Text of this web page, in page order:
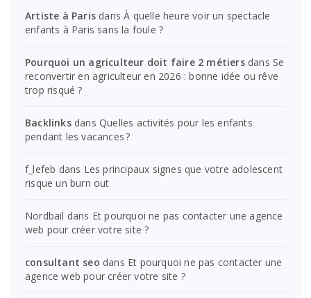
Artiste à Paris dansÀ quelle heure voir un spectacle
enfants à Paris sans la foule ?
Pourquoi un agriculteur doit faire 2 métiersdans Se
reconvertir en agriculteur en 2026 : bonne idée ou rêve
trop risqué ?
BacklinksdansQuelles activités pour les enfants
pendant les vacances ?
f_lefeb dans Les principaux signes que votre adolescent
risque un burn out
Nordbail dans Et pourquoi ne pas contacter une agence
web pour créer votre site ?
consultant seo dans Et pourquoi ne pas contacter une
agence web pour créer votre site ?